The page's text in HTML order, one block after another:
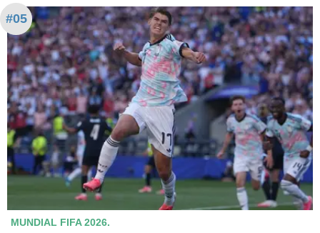
#05
MUNDIAL FIFA 2026.